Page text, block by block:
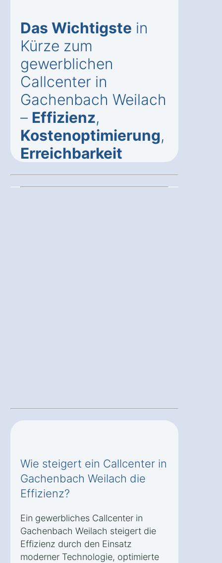
Das Wichtigste in
Kürze zum
gewerblichen
Callcenter in
Gachenbach Weilach
– Effizienz,
Kostenoptimierung,
Erreichbarkeit
Wie steigert ein Callcenter in
Gachenbach Weilach die
Effizienz?
Ein gewerbliches Callcenter in
Gachenbach Weilach steigert die
Effizienz durch den Einsatz
moderner Technologie, optimierte